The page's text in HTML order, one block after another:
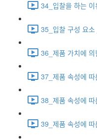
34_입찰을 하는
35_입찰 구성
36_제품 가치에
37_제품 속성에
38_제품 속성에
39_제품 속성에